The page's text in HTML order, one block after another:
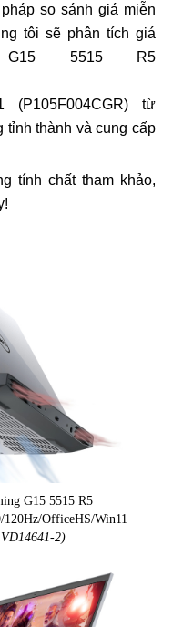
so sánh giá miễn
tôi sẽ phân tích giá
G15 5515 R5
(P105F004CGR) từ
tỉnh thành và cung cấp
tính chất tham khảo,
G15 5515 R5
OfficeHS/Win11
2)